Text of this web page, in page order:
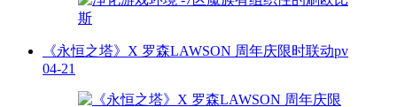
《永恒之塔》X 罗森LAWSON 周年庆限时联动pv
04-21